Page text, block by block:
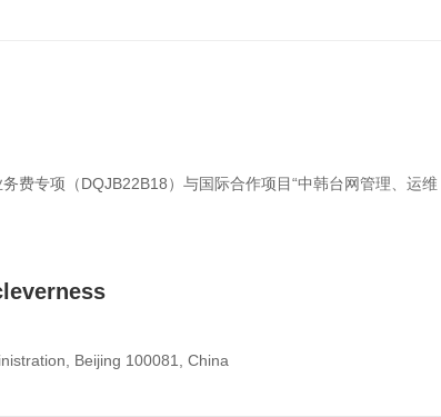
费专项（DQJB22B18）与国际合作项目“中韩台网管理、运维
Beijing 100081, China